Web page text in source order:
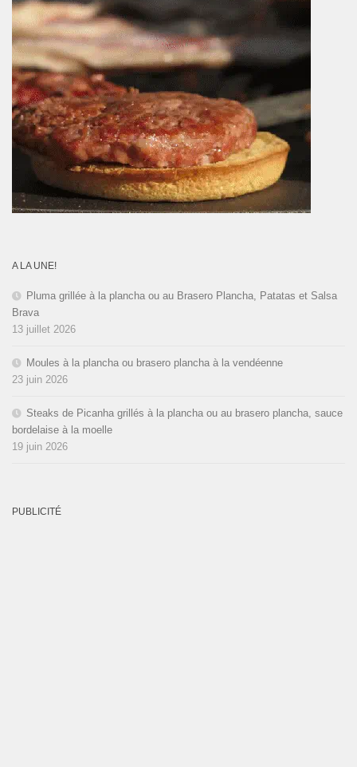
A LA UNE!
Pluma grillée à la plancha ou au Brasero Plancha, Patatas et Salsa
Brava
13 juillet 2026
Moules à la plancha ou brasero plancha à la vendéenne
23 juin 2026
Steaks de Picanha grillés à la plancha ou au brasero plancha, sauce
bordelaise à la moelle
19 juin 2026
PUBLICITÉ